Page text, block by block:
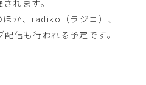
れます。
か、radiko（ラジコ）、
信も行われる予定です。